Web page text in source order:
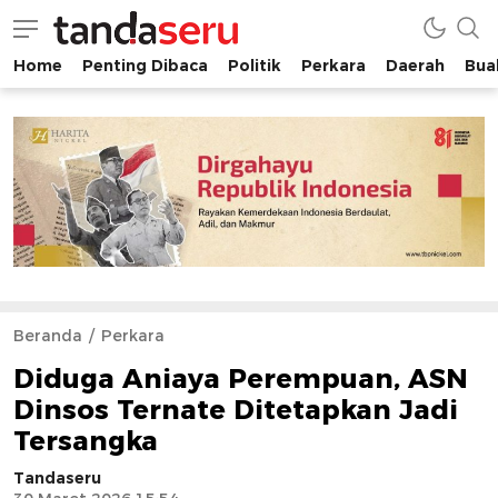
tandaseru.com | Penting Dibaca
tandaseru.com
Home Penting Dibaca Politik Perkara Daerah
Beranda Perkara
Diduga Aniaya Perempuan, ASN
Dinsos Ternate Ditetapkan Jadi
Tersangka
Tandaseru